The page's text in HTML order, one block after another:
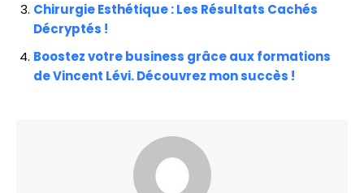
Chirurgie Esthétique : Les Résultats Cachés
Décryptés !
Boostez votre business grâce aux formations
de Vincent Lévi. Découvrez mon succès !